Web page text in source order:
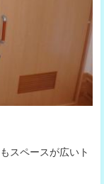
スペースが広いト